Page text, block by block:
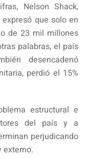
Nelson Shack,
que solo en
de 23 mil millones
palabras, el país
desencadenó
perdió el 15%
estructural e
del país y a
perjudicando
externo.